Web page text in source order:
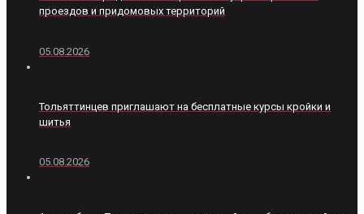
проездов и придомовых территорий
05.08.2026
Тольяттинцев приглашают на бесплатные курсы кройки и
шитья
05.08.2026